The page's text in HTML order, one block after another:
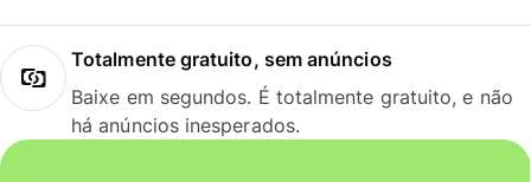
Totalmente gratuito, sem anúncios
Baixe em segundos. É totalmente gratuito, e não
há anúncios inesperados.